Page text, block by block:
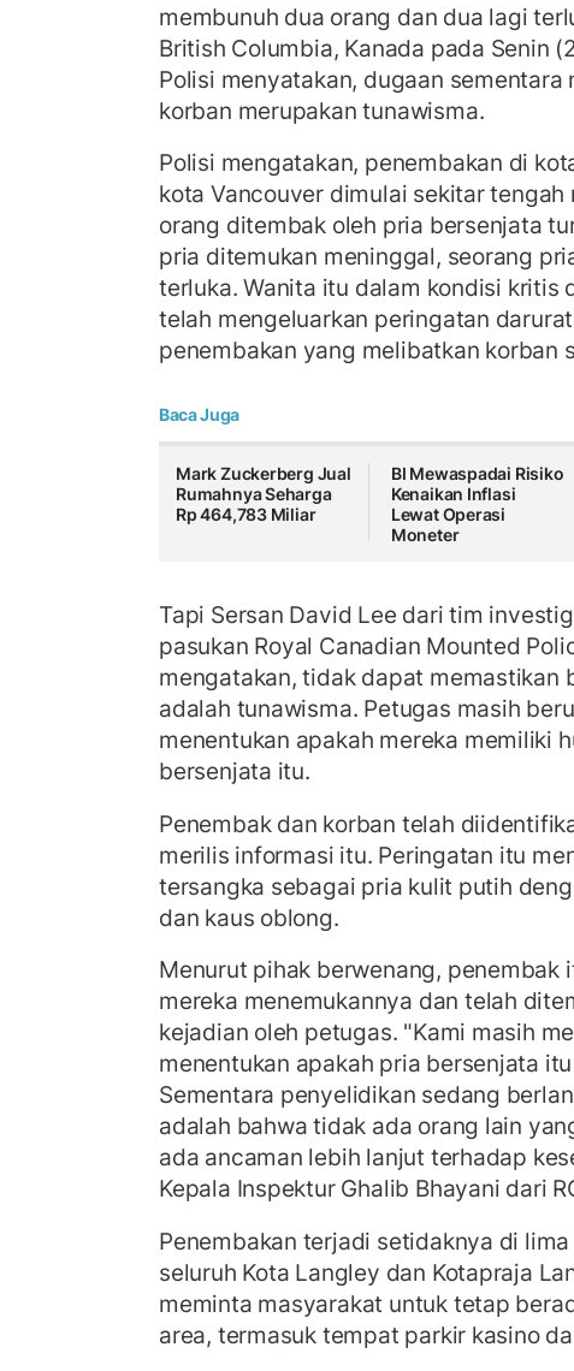
membunuh dua orang dan dua lagi
British Columbia, Kanada pada Senin
Polisi menyatakan, dugaan sementara
korban merupakan tunawisma.
Polisi mengatakan, penembakan di
kota Vancouver dimulai sekitar tengah
orang ditembak oleh pria bersenjata
pria ditemukan meninggal, seorang
terluka. Wanita itu dalam kondisi kritis
telah mengeluarkan peringatan
penembakan yang melibatkan korban
Baca Juga
Mark Zuckerberg Jual
Rumahnya Seharga
Rp 464,783 Miliar
BI Mewaspadai Risiko
Kenaikan Inflasi
Lewat Operasi
Moneter
Tapi Sersan David Lee dari tim
pasukan Royal Canadian Mounted
mengatakan, tidak dapat memastikan
adalah tunawisma. Petugas masih
menentukan apakah mereka memiliki
bersenjata itu.
Penembak dan korban telah
merilis informasi itu. Peringatan itu
tersangka sebagai pria kulit putih
dan kaus oblong.
Menurut pihak berwenang, penembak
mereka menemukannya dan telah
kejadian oleh petugas. "Kami masih
menentukan apakah pria bersenjata
Sementara penyelidikan sedang
adalah bahwa tidak ada orang lain
ada ancaman lebih lanjut terhadap
Kepala Inspektur Ghalib Bhayani dari
Penembakan terjadi setidaknya di
seluruh Kota Langley dan Kotapraja
meminta masyarakat untuk tetap
area, termasuk tempat parkir kasino